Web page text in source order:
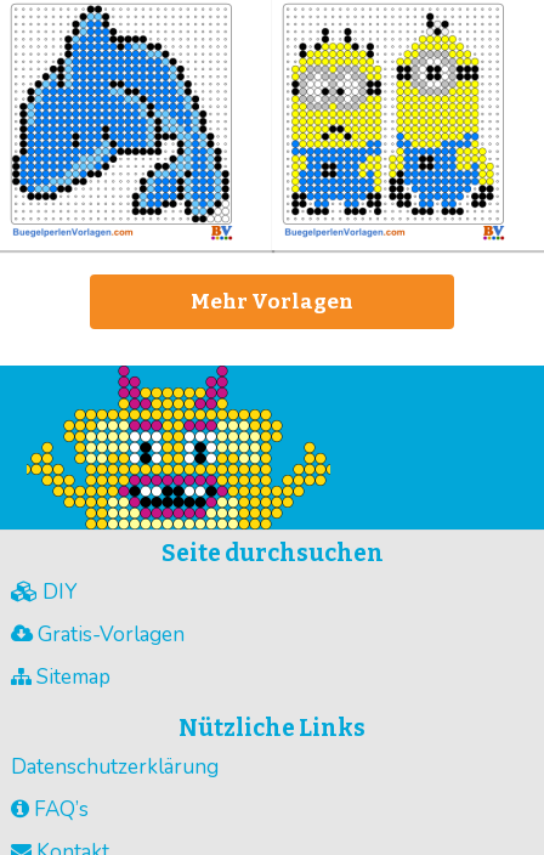
Mehr Vorlagen
Seite durchsuchen
DIY
Gratis-Vorlagen
Sitemap
Nützliche Links
Datenschutzerklärung
FAQ’s